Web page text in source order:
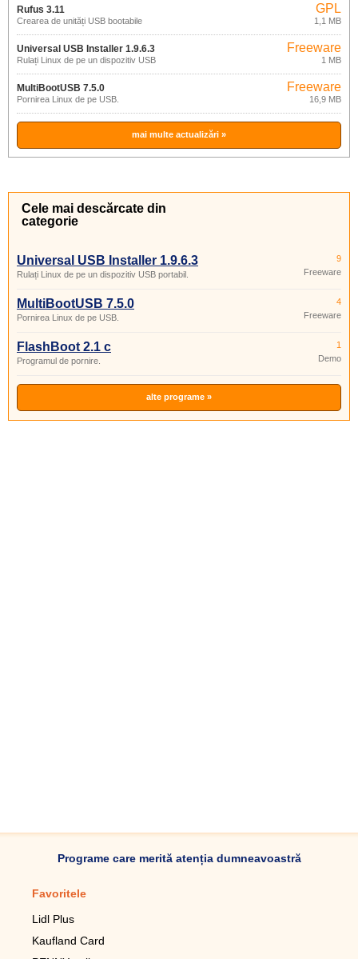
Rufus 3.11
Crearea de unități USB bootabile
GPL
1,1 MB
Universal USB Installer 1.9.6.3
Rulați Linux de pe un dispozitiv USB
portabil.
Freeware
1 MB
MultiBootUSB 7.5.0
Pornirea Linux de pe USB.
Freeware
16,9 MB
mai multe actualizări »
Cele mai descărcate din
categorie
Universal USB Installer 1.9.6.3
Rulați Linux de pe un dispozitiv USB portabil.
9
Freeware
MultiBootUSB 7.5.0
Pornirea Linux de pe USB.
4
Freeware
FlashBoot 2.1 c
Programul de pornire.
1
Demo
alte programe »
Programe care merită atenția dumneavoastră
Favoritele
Lidl Plus
Kaufland Card